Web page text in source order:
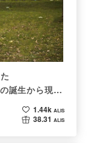
誕生から現在
1.44k ALIS
38.31 ALIS